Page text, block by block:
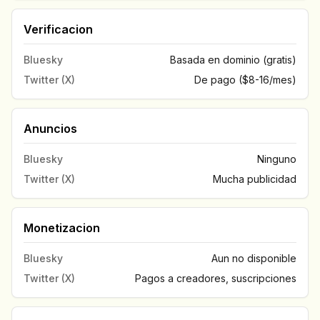
Verificacion
Bluesky
Basada en dominio (gratis)
Twitter (X)
De pago ($8-16/mes)
Anuncios
Bluesky
Ninguno
Twitter (X)
Mucha publicidad
Monetizacion
Bluesky
Aun no disponible
Twitter (X)
Pagos a creadores, suscripciones